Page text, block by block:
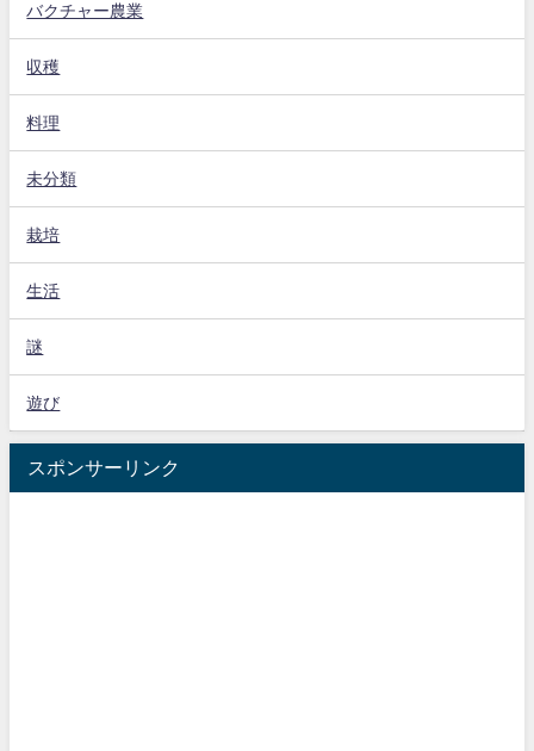
バクチャー農業
収穫
料理
未分類
栽培
生活
謎
遊び
スポンサーリンク